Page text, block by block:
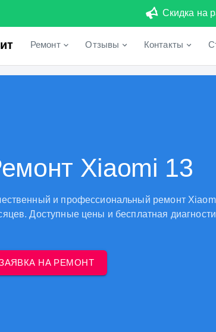
Скидка на
Ремонт Отзывы Контакты
Xiaomi 13
и профессиональный ремонт
Доступные цены и бесплатная
НА РЕМОНТ